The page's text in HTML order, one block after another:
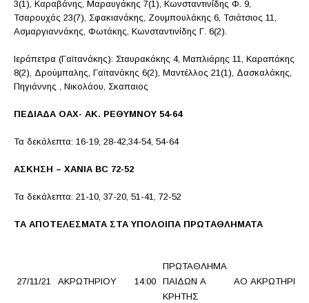
3(1), Καραβάνης, Μαραυγάκης 7(1), Κωνσταντινίδης Φ. 9,
Τσαρουχάς 23(7), Σφακιανάκης, Ζουμπουλάκης 6, Τσιάτσιος 11,
Ασμαργιαννάκης, Φωτάκης, Κωνσταντινίδης Γ. 6(2).
Ιεράπετρα (Γαϊτανάκης): Σταυρακάκης 4, Μαπλιάρης 11, Καραπάκης
8(2), Δρούμπαλης, Γαϊτανάκης 6(2), Μαντέλλος 21(1), Δασκαλάκης,
Πηγιάννης , Νικολάου, Σκαπαιος
ΠΕΔΙΑΔΑ ΟΑΧ- ΑΚ. ΡΕΘΥΜΝΟΥ 54-64
Τα δεκάλεπτα: 16-19, 28-42,34-54, 54-64
ΑΣΚΗΣΗ – ΧΑΝΙΑ BC 72-52
Τα δεκάλεπτα: 21-10, 37-20, 51-41, 72-52
ΤΑ ΑΠΟΤΕΛΕΣΜΑΤΑ ΣΤΑ ΥΠΟΛΟΙΠΑ ΠΡΩΤΑΘΛΗΜΑΤΑ
27/11/21 ΑΚΡΩΤΗΡΙΟΥ 14:00
ΠΡΩΤΑΘΛΗΜΑ
ΠΑΙΔΩΝ Α
ΚΡΗΤΗΣ
ΑΟ ΑΚΡΩΤΗΡΙΟΥ